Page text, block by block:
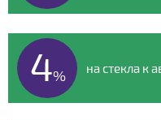
4% на стекла к